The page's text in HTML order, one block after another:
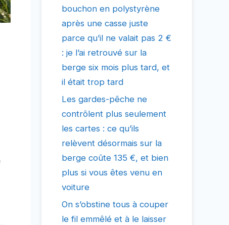
bouchon en polystyrène
après une casse juste
parce qu’il ne valait pas 2 €
: je l’ai retrouvé sur la
berge six mois plus tard, et
il était trop tard
Les gardes-pêche ne
contrôlent plus seulement
les cartes : ce qu’ils
relèvent désormais sur la
berge coûte 135 €, et bien
plus si vous êtes venu en
voiture
On s’obstine tous à couper
le fil emmêlé et à le laisser